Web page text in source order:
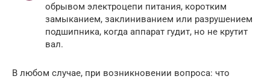
обрывом электроцепи питания, коротким
замыканием, заклиниванием или разрушением
подшипника, когда аппарат гудит, но не крутит
вал.
В любом случае, при возникновении вопроса: что